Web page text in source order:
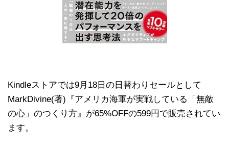
Kindleストアでは9月18日の日替わりセールとして
MarkDivine(著)『アメリカ海軍が実戦している「無敵
の心」のつくり方』が65%OFFの599円で販売されてい
ます。